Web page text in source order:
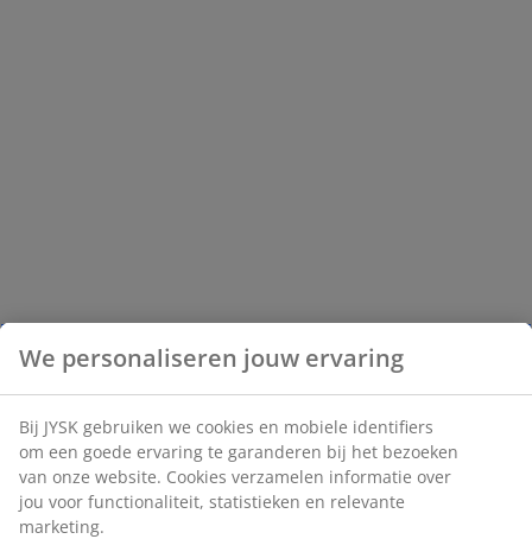
We personaliseren jouw ervaring
Bij JYSK gebruiken we cookies en mobiele identifiers
om een goede ervaring te garanderen bij het bezoeken
van onze website. Cookies verzamelen informatie over
jou voor functionaliteit, statistieken en relevante
marketing.